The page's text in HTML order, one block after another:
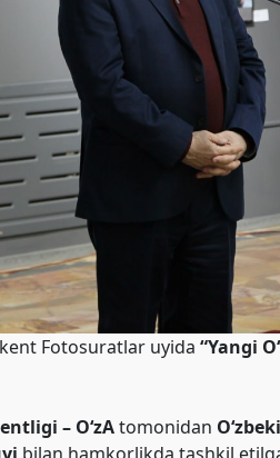
Fotosuratlar uyida “Yangi
– O‘zAtomonidan